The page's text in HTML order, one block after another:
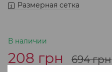
Размерная сетка
В наличии
208 грн 694 грн